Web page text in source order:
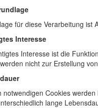
für diese Verarbeitung ist
Interesse
Interesse ist die
nicht zur Erstellung
notwendigen Cookies
lange